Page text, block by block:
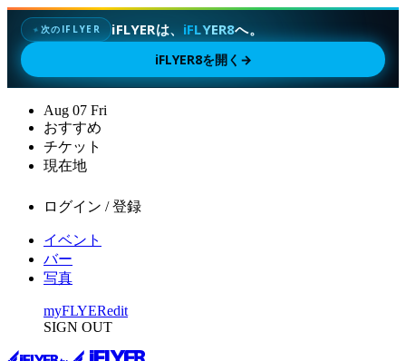
✦ 次のIFLYER iFLYERは、 iFLYER8へ。
iFLYER8を開く →
Aug 07 Fri
おすすめ
チケット
現在地
ログイン / 登録
イベント
バー
写真
myFLYERedit
SIGN OUT